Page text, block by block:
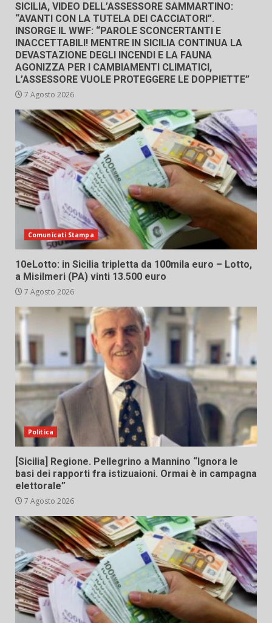
SICILIA, VIDEO DELL’ASSESSORE SAMMARTINO:
“AVANTI CON LA TUTELA DEI CACCIATORI”.
INSORGE IL WWF: “PAROLE SCONCERTANTI E
INACCETTABILI! MENTRE IN SICILIA CONTINUA LA
DEVASTAZIONE DEGLI INCENDI E LA FAUNA
AGONIZZA PER I CAMBIAMENTI CLIMATICI,
L’ASSESSORE VUOLE PROTEGGERE LE DOPPIETTE”
7 Agosto 2026
Comunicati Stampa
10eLotto: in Sicilia tripletta da 100mila euro – Lotto,
a Misilmeri (PA) vinti 13.500 euro
7 Agosto 2026
Politica
[Sicilia] Regione. Pellegrino a Mannino “Ignora le
basi dei rapporti fra istizuaioni. Ormai è in campagna
elettorale”
7 Agosto 2026